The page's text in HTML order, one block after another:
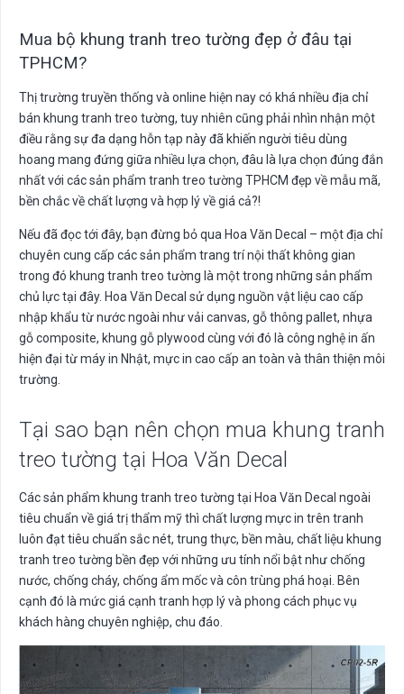
Mua bộ khung tranh treo tường đẹp ở đâu tại
TPHCM?
Thị trường truyền thống và online hiện nay có khá nhiều địa chỉ
bán khung tranh treo tường, tuy nhiên cũng phải nhìn nhận một
điều rằng sự đa dạng hỗn tạp này đã khiến người tiêu dùng
hoang mang đứng giữa nhiều lựa chọn, đâu là lựa chọn đúng đắn
nhất với các sản phẩm tranh treo tường TPHCM đẹp về mẫu mã,
bền chắc về chất lượng và hợp lý về giá cả?!
Nếu đã đọc tới đây, bạn đừng bỏ qua Hoa Văn Decal – một địa chỉ
chuyên cung cấp các sản phẩm trang trí nội thất không gian
trong đó khung tranh treo tường là một trong những sản phẩm
chủ lực tại đây. Hoa Văn Decal sử dụng nguồn vật liệu cao cấp
nhập khẩu từ nước ngoài như vải canvas, gỗ thông pallet, nhựa
gỗ composite, khung gỗ plywood cùng với đó là công nghệ in ấn
hiện đại từ máy in Nhật, mực in cao cấp an toàn và thân thiện môi
trường.
Tại sao bạn nên chọn mua khung tranh
treo tường tại Hoa Văn Decal
Các sản phẩm khung tranh treo tường tại Hoa Văn Decal ngoài
tiêu chuẩn về giá trị thẩm mỹ thì chất lượng mực in trên tranh
luôn đạt tiêu chuẩn sắc nét, trung thực, bền màu, chất liệu khung
tranh treo tường bền đẹp với những ưu tính nổi bật như chống
nước, chống cháy, chống ẩm mốc và côn trùng phá hoại. Bên
cạnh đó là mức giá cạnh tranh hợp lý và phong cách phục vụ
khách hàng chuyên nghiệp, chu đáo.